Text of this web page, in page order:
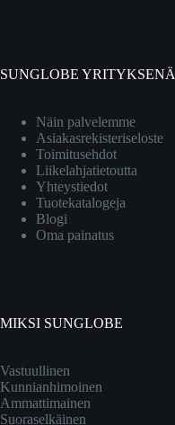
SUNGLOBE YRITYKSENÄ
Näin palvelemme
Asiakasrekisteriseloste
Toimitusehdot
Liikelahjatietoutta
Yhteystiedot
Tuotekatalogeja
Blogi
Oma painatus
MIKSI SUNGLOBE
Vastuullinen
Kunnianhimoinen
Ammattimainen
Suoraselkäinen